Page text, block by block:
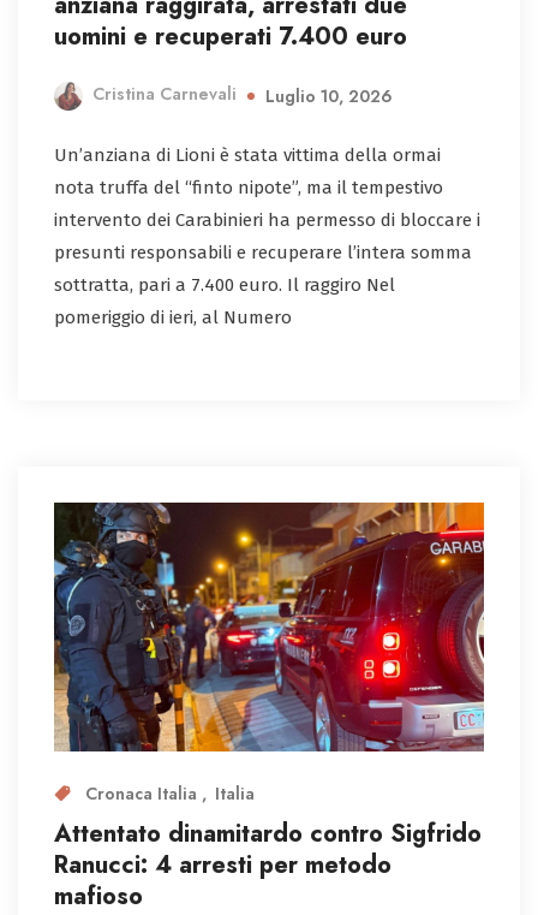
uomini e recuperati 7.400 euro
Cristina Carnevali Luglio 10, 2026
Un’anziana di Lioni è stata vittima della ormai
nota truffa del “finto nipote”, ma il tempestivo
intervento dei Carabinieri ha permesso di bloccare i
presunti responsabili e recuperare l’intera somma
sottratta, pari a 7.400 euro. Il raggiro Nel
pomeriggio di ieri, al Numero
Cronaca Italia Italia
Attentato dinamitardo contro Sigfrido
Ranucci: 4 arresti per metodo
mafioso